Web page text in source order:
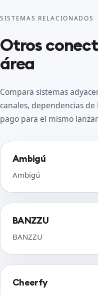
SISTEMAS RELACIONADOS
Otros
área
Compara sistemas
canales, dependencias de
pago para el mismo
Ambigú
Ambigú
BANZZU
BANZZU
Cheerfy